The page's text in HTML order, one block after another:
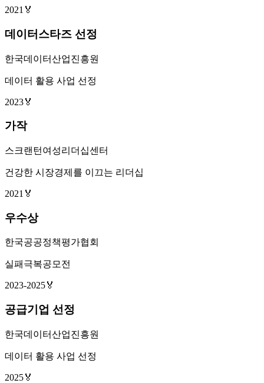
2021 🏅
데이터스타즈 선정
한국데이터산업진흥원
데이터 활용 사업 선정
2023🏅
가작
스크랜턴여성리더십센터
건강한 시장경제를 이끄는 리더십
2021 🏅
우수상
한국공공정책평가협회
실패극복공모전
2023-2025🏅
공급기업 선정
한국데이터산업진흥원
데이터 활용 사업 선정
2025🏅